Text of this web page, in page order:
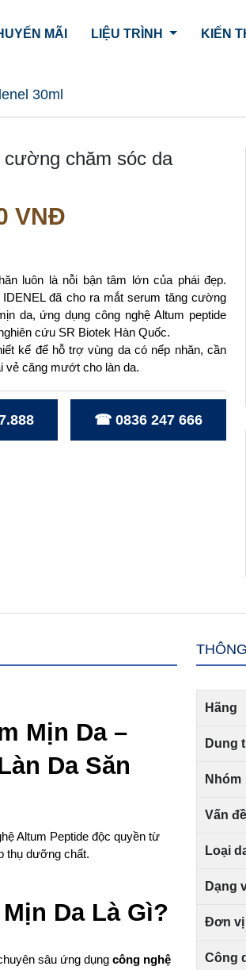
MÃI LIỆU TRÌNH KIẾN
30ml
cường chăm sóc da
VNĐ
luôn là nỗi bận tâm lớn của phái đẹp.
IDENEL đã cho ra mắt serum tăng cường
da, ứng dụng công nghệ Altum peptide
cứu SR Biotek Hàn Quốc.
kế để hỗ trợ vùng da có nếp nhăn, cần
vẻ căng mướt cho làn da.
☎ 0836 247 666
Mịn Da –
Da Săn
Altum Peptide độc quyền từ
thụ dưỡng chất.
Da Là Gì?
sâu ứng dụng công nghệ
Hãng
Dung
Nhóm
Vấn
Loại
Dạng
Đơn vị
Công